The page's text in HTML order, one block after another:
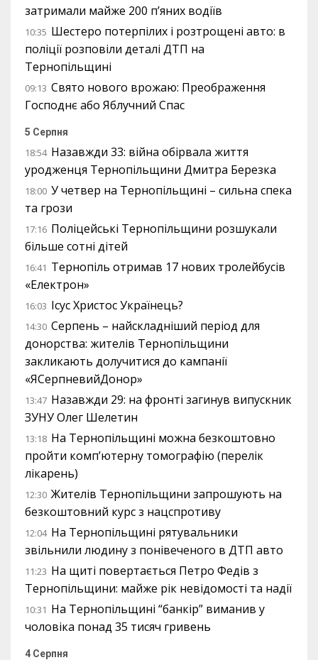
затримали майже 200 п’яних водіїв
10:35 Шестеро потерпілих і розтрощені авто: в
поліції розповіли деталі ДТП на
Тернопільщині
09:13 Свято нового врожаю: Преображення
Господнє або Яблучний Спас
5 Серпня
18:54 Назавжди 33: війна обірвала життя
уродженця Тернопільщини Дмитра Березка
18:00 У четвер на Тернопільщині – сильна спека
та грози
17:16 Поліцейські Тернопільщини розшукали
більше сотні дітей
16:41 Тернопіль отримав 17 нових тролейбусів
«Електрон»
16:03 Ісус Христос Українець?
14:30 Серпень – найскладніший період для
донорства: жителів Тернопільщини
закликають долучитися до кампанії
«ЯСерпневийДонор»
13:47 Назавжди 29: на фронті загинув випускник
ЗУНУ Олег Шелетин
13:18 На Тернопільщині можна безкоштовно
пройти комп’ютерну томографію (перелік
лікарень)
12:30 Жителів Тернопільщини запрошують на
безкоштовний курс з нацспротиву
12:04 На Тернопільщині рятувальники
звільнили людину з понівеченого в ДТП авто
11:23 На щиті повертається Петро Федів з
Тернопільщини: майже рік невідомості та надії
10:31 На Тернопільщині “банкір” виманив у
чоловіка понад 35 тисяч гривень
4 Серпня